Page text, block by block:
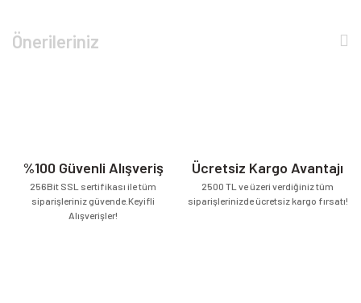
Önerileriniz
%100 Güvenli Alışveriş
256Bit SSL sertifikası ile tüm
siparişleriniz güvende.Keyifli
Alışverişler!
Ücretsiz Kargo Avantajı
2500 TL ve üzeri verdiğiniz tüm
siparişlerinizde ücretsiz kargo fırsatı!